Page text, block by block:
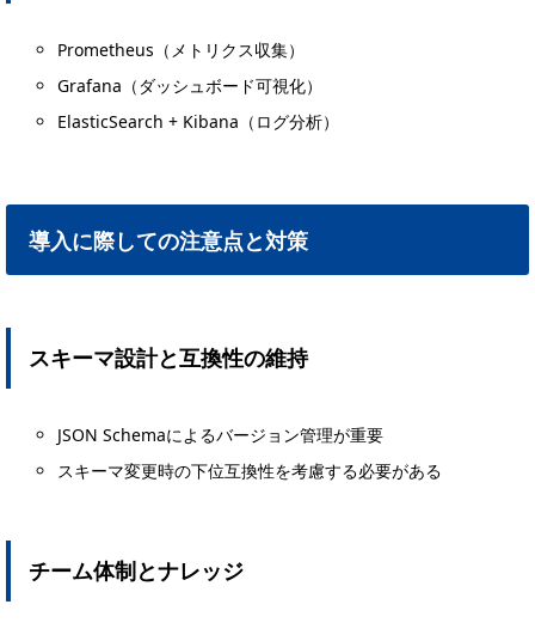
Prometheus（メトリクス収集）
Grafana（ダッシュボード可視化）
ElasticSearch + Kibana（ログ分析）
導入に際しての注意点と対策
スキーマ設計と互換性の維持
JSON Schemaによるバージョン管理が重要
スキーマ変更時の下位互換性を考慮する必要がある
チーム体制とナレッジ